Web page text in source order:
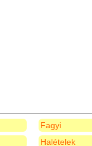
Fagyi
Halételek